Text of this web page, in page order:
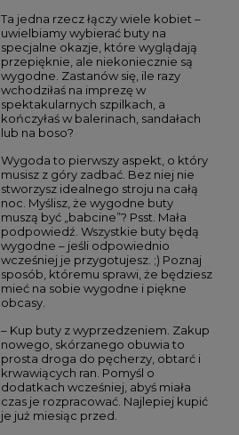
Ta jedna rzecz łączy wiele kobiet –
uwielbiamy wybierać buty na
specjalne okazje, które wyglądają
przepięknie, ale niekoniecznie są
wygodne. Zastanów się, ile razy
wchodziłaś na imprezę w
spektakularnych szpilkach, a
kończyłaś w balerinach, sandałach
lub na boso?
Wygoda to pierwszy aspekt, o który
musisz z góry zadbać. Bez niej nie
stworzysz idealnego stroju na całą
noc. Myślisz, że wygodne buty
muszą być „babcine”? Psst. Mała
podpowiedź. Wszystkie buty będą
wygodne – jeśli odpowiednio
wcześniej je przygotujesz. ;) Poznaj
sposób, któremu sprawi, że będziesz
mieć na sobie wygodne i piękne
obcasy.
– Kup buty z wyprzedzeniem. Zakup
nowego, skórzanego obuwia to
prosta droga do pęcherzy, obtarć i
krwawiących ran. Pomyśl o
dodatkach wcześniej, abyś miała
czas je rozpracować. Najlepiej kupić
je już miesiąc przed.